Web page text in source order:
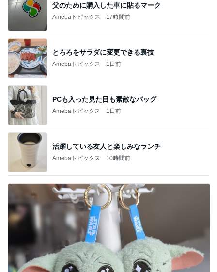
父のために購入した車に貼るマーク
Amebaトピックス 17時間前
とろろをサラダに変更できる裏技
Amebaトピックス 1日前
PCも入った見た目も素敵なバッグ
Amebaトピックス 1日前
活躍している友人と楽しみなランチ
Amebaトピックス 10時間前